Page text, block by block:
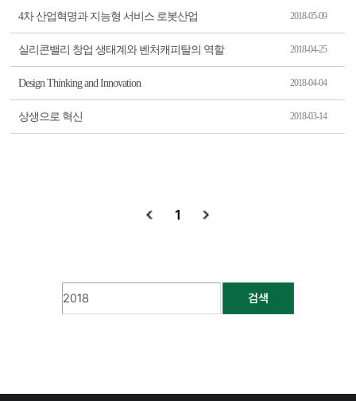
4차 산업혁명과 지능형 서비스 로봇산업 2018-05-09
실리콘밸리 창업 생태계와 벤처캐피탈의 역할 2018-04-25
Design Thinking and Innovation 2018-04-04
상생으로 혁신 2018-03-14
1
검색